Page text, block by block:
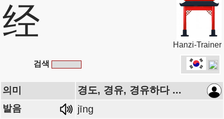
经
Hanzi-Trainer
검색
의미 경도, 경유, 경유하다 ...
발음 jīng